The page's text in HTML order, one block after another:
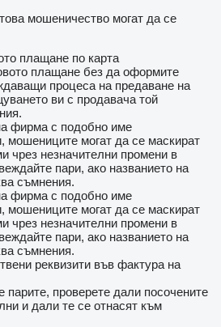
мошеничество могат да се
плащане по карта
плащане без да оформите
процеса на предаване на
ви с продавача той
фирма с подобно име
мошениците могат да се маскират
чрез незначителни промени в
пари, ако названието на
съмнения.
фирма с подобно име
мошениците могат да се маскират
чрез незначителни промени в
пари, ако названието на
съмнения.
реквизити във фактура на
парите, проверете дали посочените
и дали те се отнасят към